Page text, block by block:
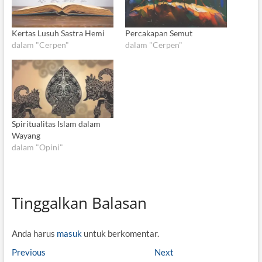
Kertas Lusuh Sastra Hemi
dalam "Cerpen"
Percakapan Semut
dalam "Cerpen"
Spiritualitas Islam dalam
Wayang
dalam "Opini"
Tinggalkan Balasan
Anda harus masukuntuk berkomentar.
N
Previous Next